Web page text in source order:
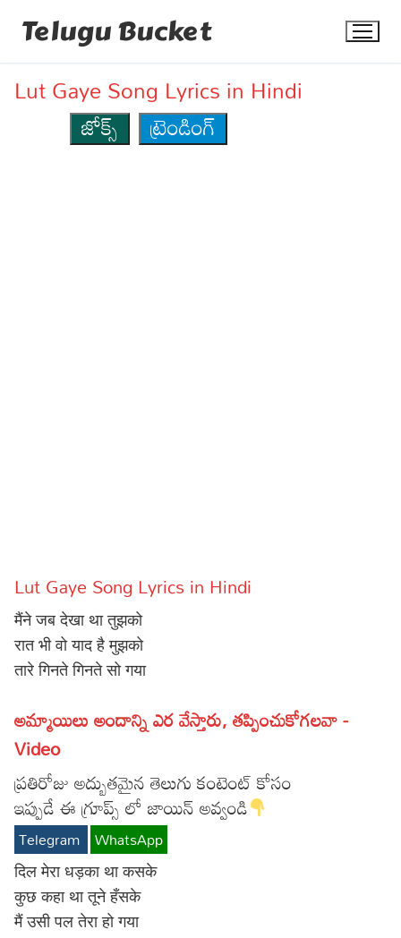
Telugu Bucket
Movie Reviews
Food
Articles
Facts
Christianity
Hinduism
Hindi
Lyrics in Hindi – Devotional Songs
Lyrics in Hindi – Movie Songs
Tamil
Lyrics in Tamil – Devotional Songs
Lyrics in Tamil – Movie Songs
Kannada
Lyrics in Kannada – Movie Songs
Lut Gaye Song Lyrics in Hindi
జోక్స్
ట్రెండింగ్
Lut Gaye Song Lyrics in Hindi
मैंने जब देखा था तुझको
रात भी वो याद है मुझको
तारे गिनते गिनते सो गया
అమ్మాయిలు అందాన్ని ఎర వేస్తారు, తప్పించుకోగలవా -
Video
ప్రతిరోజు అద్బుతమైన తెలుగు కంటెంట్ కోసం
ఇప్పుడే ఈ గ్రూప్స్ లో జాయిన్ అవ్వండి
Telegram WhatsApp
दिल मेरा धड़का था कसके
कुछ कहा था तूने हँसके
मैं उसी पल तेरा हो गया